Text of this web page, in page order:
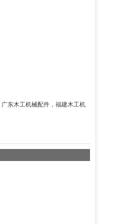
广东木工机械配件 ， 福建木工机